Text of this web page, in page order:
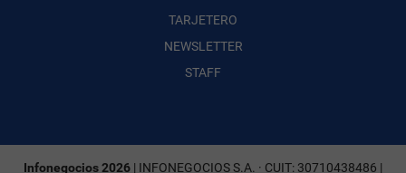
TARJETERO
NEWSLETTER
STAFF
Infonegocios 2026 | INFONEGOCIOS S.A. · CUIT: 30710438486 |